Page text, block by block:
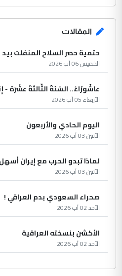
المقالات
حتمية حصر السلاح المنفلت بيد
الخميس 06 آب 2026
عاشُورْاءُ.. السّنَةُ الثّالثةَ عشَرَة
الأربعاء 05 آب 2026
اليوم الحادي والأربعون
الأثنين 03 آب 2026
لماذا تبدو الحرب مع إيران
الأثنين 03 آب 2026
صحراء السعودي بدم العراقي !
الأحد 02 آب 2026
الأكشن بنسخته العراقية
الأحد 02 آب 2026